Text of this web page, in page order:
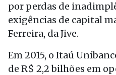
por perdas de
exigências de capital
Ferreira, da Jive.
Em 2015, o Itaú
de R$ 2,2 bilhões em